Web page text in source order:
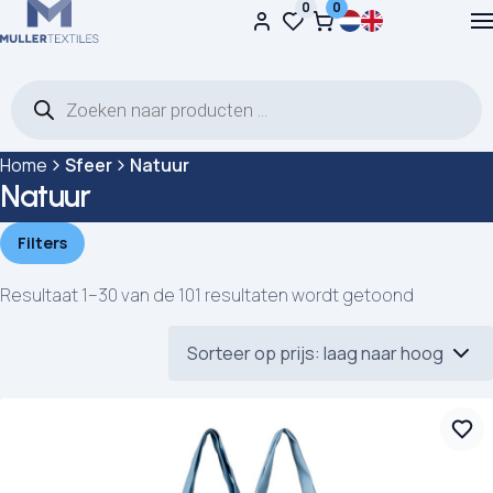
Ga naar de inhoud 0 0
Home Sfeer Natuur
Natuur
Filters
Resultaat 1–30 van de 101 resultaten wordt getoond